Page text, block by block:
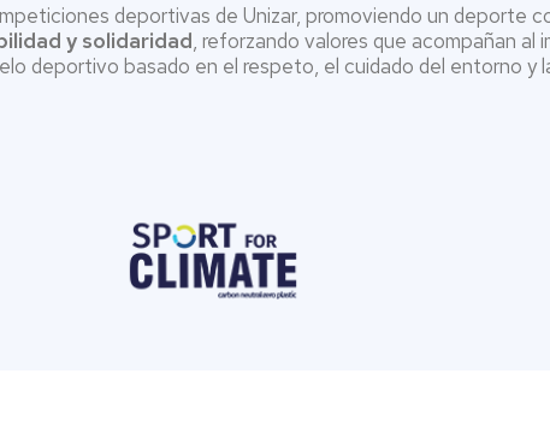
deportivas de Unizar, promoviendo un deporte
y solidaridad, reforzando valores que acompañan al
deportivo basado en el respeto, el cuidado del entorno y